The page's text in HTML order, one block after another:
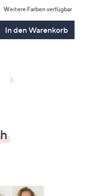
5
Weitere Farben verfügbar
In den Warenkorb